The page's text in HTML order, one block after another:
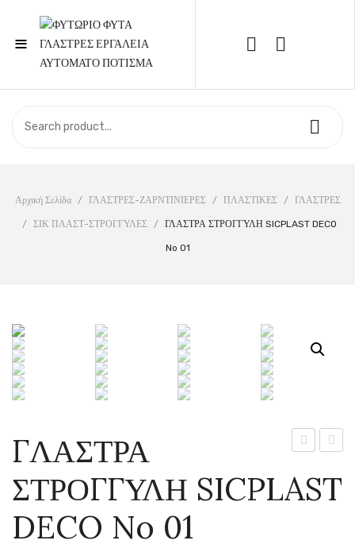
≡
Call Support: 210 6857844
ΣΧΕΤΙΚΆ ΜΕ ΕΜΆΣ
ΕΠΙΚΟΙΝΩΝΊΑ
Αρχική Σελίδα / ΓΛΑΣΤΡΕΣ-ΖΑΡΝΤΙΝΙΕΡΕΣ / ΠΛΑΣΤΙΚΕΣ / ΓΛΑΣΤΡΕΣ
/ ΣΙΚ ΠΛΑΣΤ-ΣΤΡΟΓΓΥΛΕΣ / ΓΛΑΣΤΡΑ ΣΤΡΟΓΓΥΛΗ SICPLAST DECO
No 01
IDEL
ΓΛΑΣΤΡΑ
ΣΤΡΟΓΓΥΛΗ SICPLAST
DECO No 01